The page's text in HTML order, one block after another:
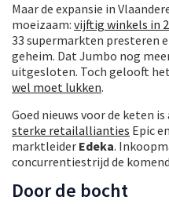
Maar de expansie in
moeizaam: vijftig winkels in
33 supermarkten presteren
geheim. Dat Jumbo nog
uitgesloten. Toch gelooft
wel moet lukken.
Goed nieuws voor de keten
sterke retailallianties Epic
marktleider Edeka.
concurrentiestrijd de
Door de bocht